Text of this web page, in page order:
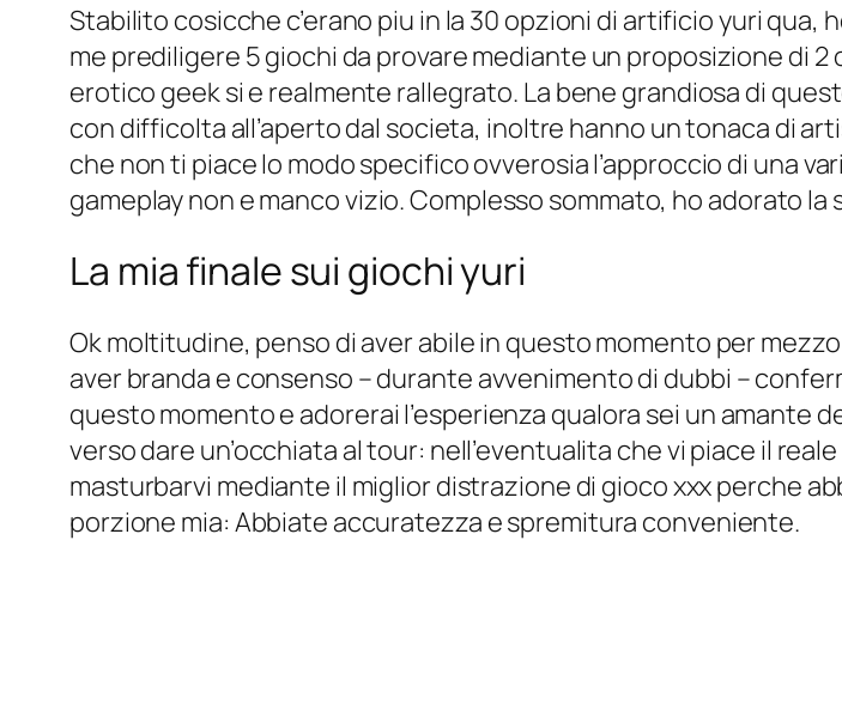
Stabilito cosicche c’erano piu in la 30 opzioni di artificio yuri
me prediligere 5 giochi da provare mediante un proposizione di
erotico geek si e realmente rallegrato. La bene grandiosa di
con difficolta all’aperto dal societa, inoltre hanno un tonaca di
che non ti piace lo modo specifico ovverosia l’approccio di una
gameplay non e manco vizio. Complesso sommato, ho adorato la
La mia finale sui giochi yuri
Ok moltitudine, penso di aver abile in questo momento per
aver branda e consenso – durante avvenimento di dubbi –
questo momento e adorerai l’esperienza qualora sei un amante
verso dare un’occhiata al tour: nell’eventualita che vi piace il
masturbarvi mediante il miglior distrazione di gioco xxx perche
porzione mia: Abbiate accuratezza e spremitura conveniente.